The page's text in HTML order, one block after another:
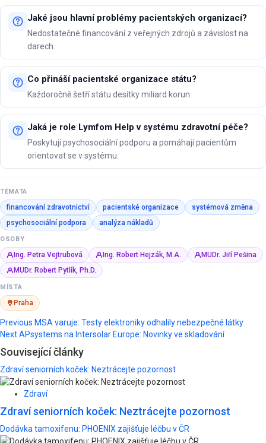
Jaké jsou hlavní problémy pacientských organizací?
Nedostatečné financování z veřejných zdrojů a závislost na
darech.
Co přináší pacientské organizace státu?
Každoročně šetří státu desítky miliard korun.
Jaká je role Lymfom Help v systému zdravotní péče?
Poskytují psychosociální podporu a pomáhají pacientům
orientovat se v systému.
TÉMATA
financování zdravotnictví pacientské organizace
systémová změna
psychosociální podpora
analýza nákladů
OSOBY
Ing. Petra Vejtrubová Ing. Robert Hejzák, M.A.
MUDr. Jiří Pešina
MUDr. Robert Pytlík, Ph.D.
MÍSTA
Praha
Post
navigation
Previous MSA varuje: Testy elektroniky odhalily nebezpečné látky
NextAPsystems na Intersolar Europe: Novinky ve skladování
Související články
Zdraví seniorních koček: Neztrácejte pozornost
Zdraví
Zdraví seniorních koček: Neztrácejte pozornost
Dodávka tamoxifenu: PHOENIX zajišťuje léčbu v ČR